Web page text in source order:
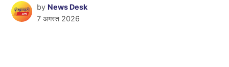
by News Desk
7 अगस्त 2026